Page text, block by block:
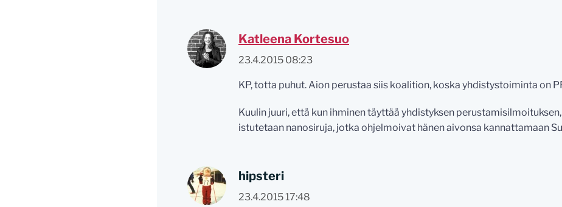
Katleena Kortesuo
23.4.2015 08:23
KP, totta puhut. Aion perustaa siis koalition, koska yhdistystoiminta on
Kuulin juuri, että kun ihminen täyttää yhdistyksen
istutetaan nanosiruja, jotka ohjelmoivat hänen aivonsa kannattamaan
hipsteri
23.4.2015 17:48